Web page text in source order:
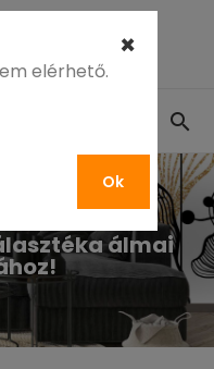
×
elérhető.
Ok
álmai